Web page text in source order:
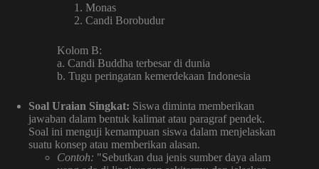
Monas
Candi Borobudur
Kolom B:
a. Candi Buddha terbesar di dunia
b. Tugu peringatan kemerdekaan Indonesia
Soal Uraian Singkat: Siswa diminta memberikan
jawaban dalam bentuk kalimat atau paragraf pendek.
Soal ini menguji kemampuan siswa dalam menjelaskan
suatu konsep atau memberikan alasan.
Contoh: "Sebutkan dua jenis sumber daya alam